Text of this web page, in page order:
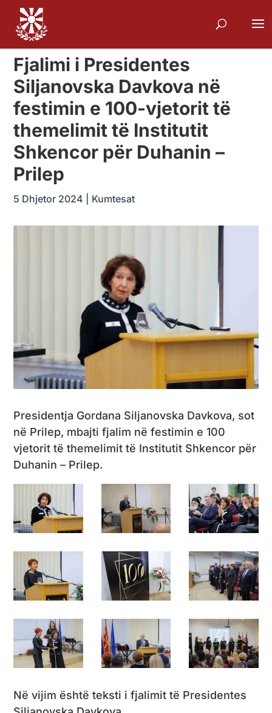
Fjalimi i Presidentes
Siljanovska Davkova në
festimin e 100-vjetorit të
themelimit të Institutit
Shkencor për Duhanin –
Prilep
5 Dhjetor 2024 Kumtesat
Presidentja Gordana Siljanovska Davkova, sot
në Prilep, mbajti fjalim në festimin e 100
vjetorit të themelimit të Institutit Shkencor për
Duhanin – Prilep.
Në vijim është teksti i fjalimit të Presidentes